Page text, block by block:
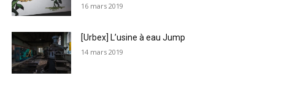
16 mars 2019
[Urbex] L’usine à eau Jump
14 mars 2019